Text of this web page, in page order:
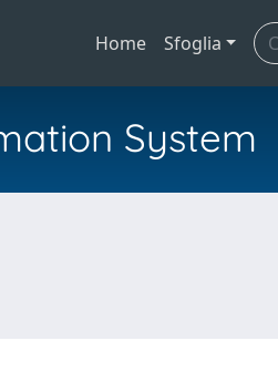
Home Sfoglia
System